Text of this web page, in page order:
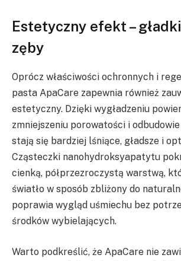
Estetyczny efekt –
zęby
Oprócz właściwości ochronnych i
pasta ApaCare zapewnia również
estetyczny. Dzięki wygładzeniu
zmniejszeniu porowatości i
stają się bardziej lśniące, gładsze i
Cząsteczki nanohydroksyapatytu
cienką, półprzezroczystą warstwą,
światło w sposób zbliżony do
poprawia wygląd uśmiechu bez
środków wybielających.
Warto podkreślić, że ApaCare nie